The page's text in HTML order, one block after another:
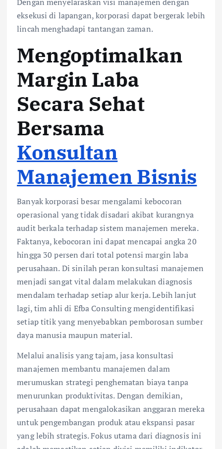
Dengan menyelaraskan visi manajemen dengan
eksekusi di lapangan, korporasi dapat bergerak lebih
lincah menghadapi tantangan zaman.
Mengoptimalkan
Margin Laba
Secara Sehat
Bersama
Konsultan
Manajemen Bisnis
Banyak korporasi besar mengalami kebocoran
operasional yang tidak disadari akibat kurangnya
audit berkala terhadap sistem manajemen mereka.
Faktanya, kebocoran ini dapat mencapai angka 20
hingga 30 persen dari total potensi margin laba
perusahaan. Di sinilah peran konsultasi manajemen
menjadi sangat vital dalam melakukan diagnosis
mendalam terhadap setiap alur kerja. Lebih lanjut
lagi, tim ahli di Efba Consulting mengidentifikasi
setiap titik yang menyebabkan pemborosan sumber
daya manusia maupun material.
Melalui analisis yang tajam, jasa konsultasi
manajemen membantu manajemen dalam
merumuskan strategi penghematan biaya tanpa
menurunkan produktivitas. Dengan demikian,
perusahaan dapat mengalokasikan anggaran mereka
untuk pengembangan produk atau ekspansi pasar
yang lebih strategis. Fokus utama dari diagnosis ini